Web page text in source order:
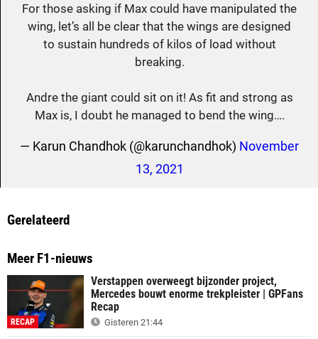
For those asking if Max could have manipulated the
wing, let’s all be clear that the wings are designed
to sustain hundreds of kilos of load without
breaking.
Andre the giant could sit on it! As fit and strong as
Max is, I doubt he managed to bend the wing….
— Karun Chandhok (@karunchandhok) November
13, 2021
Gerelateerd
Meer F1-nieuws
RECAP
Verstappen overweegt bijzonder project,
Mercedes bouwt enorme trekpleister | GPFans
Recap
Gisteren 21:44